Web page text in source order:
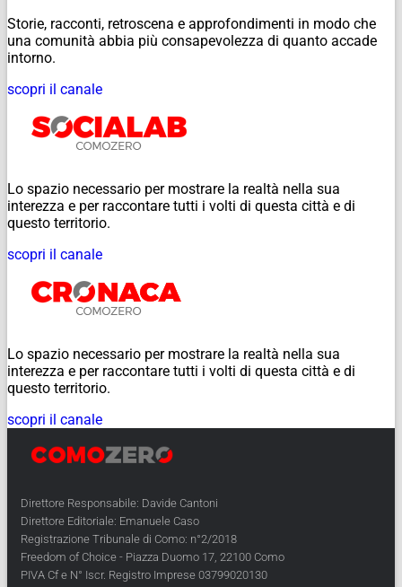
Storie, racconti, retroscena e approfondimenti in modo che
una comunità abbia più consapevolezza di quanto accade
intorno.
scopri il canale
Lo spazio necessario per mostrare la realtà nella sua
interezza e per raccontare tutti i volti di questa città e di
questo territorio.
scopri il canale
Lo spazio necessario per mostrare la realtà nella sua
interezza e per raccontare tutti i volti di questa città e di
questo territorio.
scopri il canale
Direttore Responsabile: Davide Cantoni
Direttore Editoriale: Emanuele Caso
Registrazione Tribunale di Como: n°2/2018
Freedom of Choice - Piazza Duomo 17, 22100 Como
PIVA Cf e N° Iscr. Registro Imprese 03799020130